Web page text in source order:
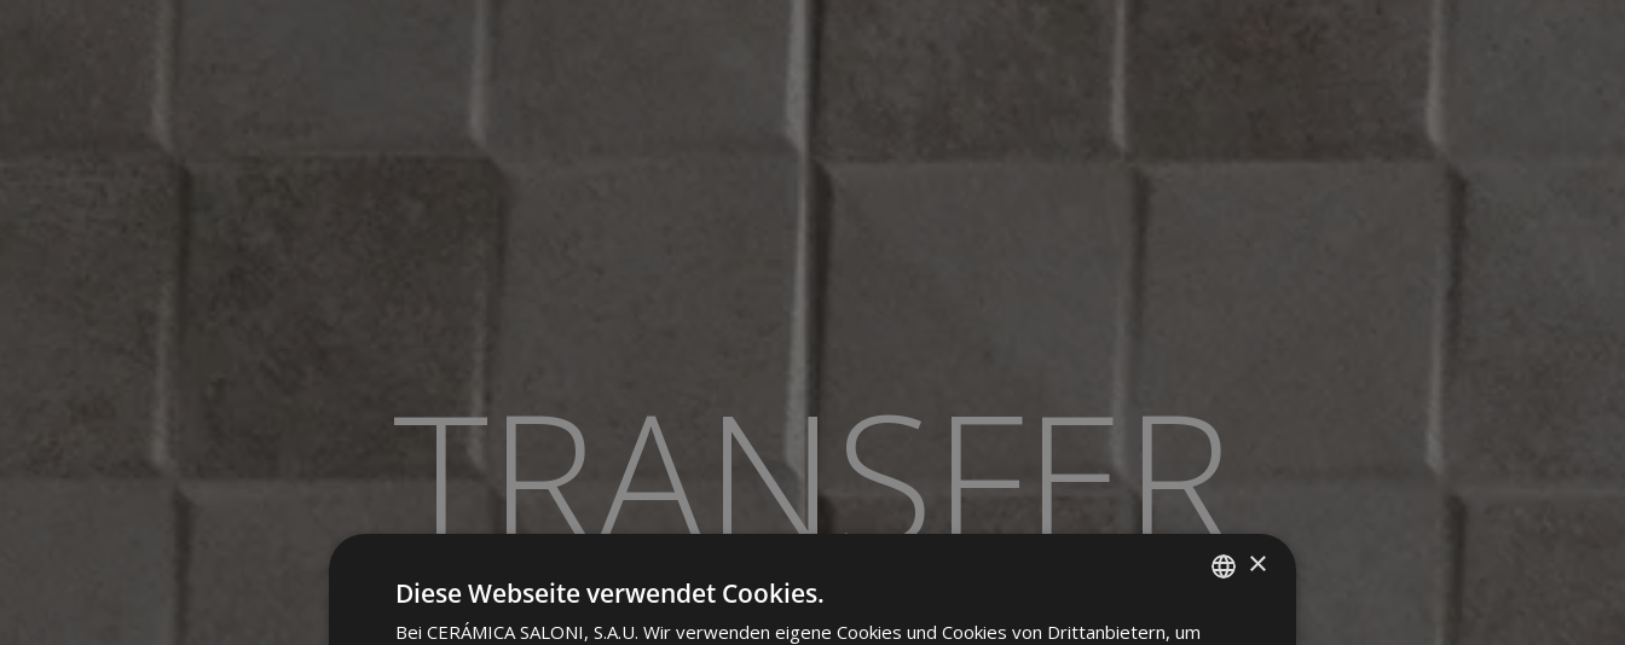
TRANSFER
WEISS SPANISH
×
Diese Webseite verwendet Cookies.
Bei CERÁMICA SALONI, S.A.U. Wir verwenden eigene Cookies und Cookies von Drittanbietern, um